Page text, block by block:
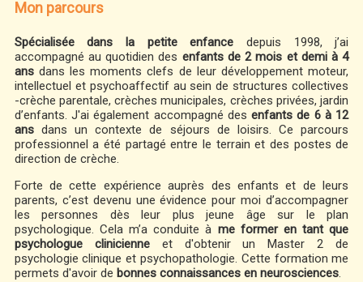
Mon parcours
Spécialisée dans la petite enfance depuis 1998, j’ai
accompagné au quotidien des enfants de 2 mois et demi à 4
ans dans les moments clefs de leur développement moteur,
intellectuel et psychoaffectif au sein de structures collectives
-crèche parentale, crèches municipales, crèches privées, jardin
d’enfants. J'ai également accompagné desenfants de 6 à 12
ans dans un contexte de séjours de loisirs. Ce parcours
professionnel a été partagé entre le terrain et des postes de
direction de crèche.
Forte de cette expérience auprès des enfants et de leurs
parents, c’est devenu une évidence pour moi d’accompagner
les personnes dès leur plus jeune âge sur le plan
psychologique. Cela m’a conduite à me former en tant que
psychologue clinicienne et d'obtenir un Master 2 de
psychologie clinique et psychopathologie. Cette formation me
permets d'avoir de bonnes connaissances en neurosciences.